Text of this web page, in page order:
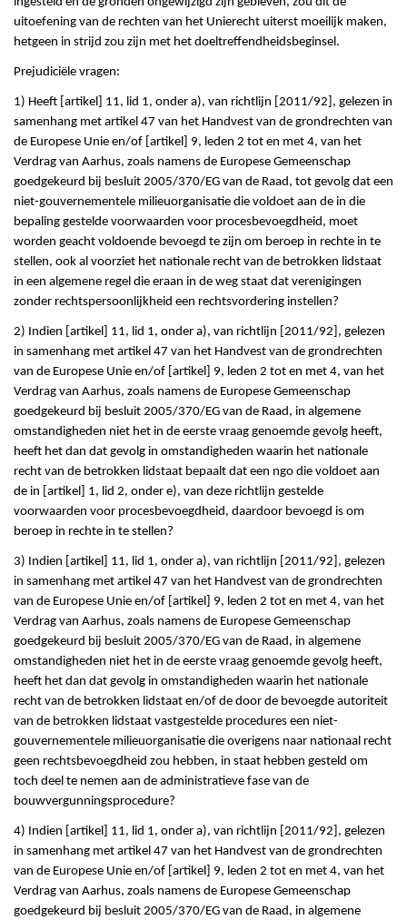
uitoefening van de rechten van het Unierecht uiterst moeilijk maken,
hetgeen in strijd zou zijn met het doeltreffendheidsbeginsel.
Prejudiciële vragen:
1) Heeft [artikel] 11, lid 1, onder a), van richtlijn [2011/92], gelezen in
samenhang met artikel 47 van het Handvest van de grondrechten van
de Europese Unie en/of [artikel] 9, leden 2 tot en met 4, van het
Verdrag van Aarhus, zoals namens de Europese Gemeenschap
goedgekeurd bij besluit 2005/370/EG van de Raad, tot gevolg dat een
niet-gouvernementele milieuorganisatie die voldoet aan de in die
bepaling gestelde voorwaarden voor procesbevoegdheid, moet
worden geacht voldoende bevoegd te zijn om beroep in rechte in te
stellen, ook al voorziet het nationale recht van de betrokken lidstaat
in een algemene regel die eraan in de weg staat dat verenigingen
zonder rechtspersoonlijkheid een rechtsvordering instellen?
2) Indien [artikel] 11, lid 1, onder a), van richtlijn [2011/92], gelezen
in samenhang met artikel 47 van het Handvest van de grondrechten
van de Europese Unie en/of [artikel] 9, leden 2 tot en met 4, van het
Verdrag van Aarhus, zoals namens de Europese Gemeenschap
goedgekeurd bij besluit 2005/370/EG van de Raad, in algemene
omstandigheden niet het in de eerste vraag genoemde gevolg heeft,
heeft het dan dat gevolg in omstandigheden waarin het nationale
recht van de betrokken lidstaat bepaalt dat een ngo die voldoet aan
de in [artikel] 1, lid 2, onder e), van deze richtlijn gestelde
voorwaarden voor procesbevoegdheid, daardoor bevoegd is om
beroep in rechte in te stellen?
3) Indien [artikel] 11, lid 1, onder a), van richtlijn [2011/92], gelezen
in samenhang met artikel 47 van het Handvest van de grondrechten
van de Europese Unie en/of [artikel] 9, leden 2 tot en met 4, van het
Verdrag van Aarhus, zoals namens de Europese Gemeenschap
goedgekeurd bij besluit 2005/370/EG van de Raad, in algemene
omstandigheden niet het in de eerste vraag genoemde gevolg heeft,
heeft het dan dat gevolg in omstandigheden waarin het nationale
recht van de betrokken lidstaat en/of de door de bevoegde autoriteit
van de betrokken lidstaat vastgestelde procedures een niet-
gouvernementele milieuorganisatie die overigens naar nationaal recht
geen rechtsbevoegdheid zou hebben, in staat hebben gesteld om
toch deel te nemen aan de administratieve fase van de
bouwvergunningsprocedure?
4) Indien [artikel] 11, lid 1, onder a), van richtlijn [2011/92], gelezen
in samenhang met artikel 47 van het Handvest van de grondrechten
van de Europese Unie en/of [artikel] 9, leden 2 tot en met 4, van het
Verdrag van Aarhus, zoals namens de Europese Gemeenschap
goedgekeurd bij besluit 2005/370/EG van de Raad, in algemene